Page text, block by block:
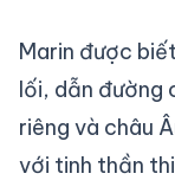
Marin được
lối, dẫn đường
riêng và châu
với tinh thần